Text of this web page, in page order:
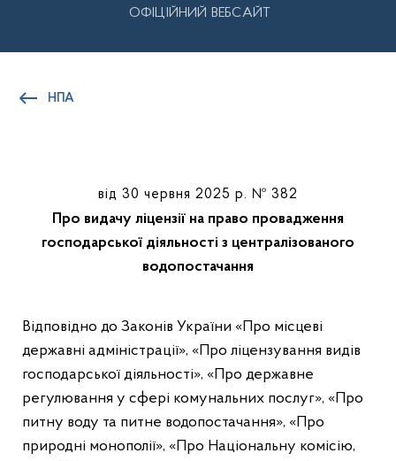
ОФІЦІЙНИЙ ВЕБСАЙТ
НПА
від 30 червня 2025 р. № 382
Про видачу ліцензії на право провадження
господарської діяльності з централізованого
водопостачання
Відповідно до Законів України «Про місцеві
державні адміністрації», «Про ліцензування видів
господарської діяльності», «Про державне
регулювання у сфері комунальних послуг», «Про
питну воду та питне водопостачання», «Про
природні монополії», «Про Національну комісію,